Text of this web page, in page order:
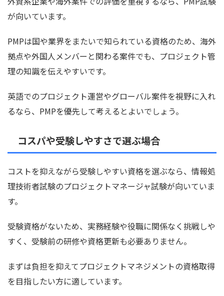
が向いています。
PMPは国や業界をまたいで知られている資格のため、海外
拠点や外国人メンバーと関わる案件でも、プロジェクト管
理の知識を伝えやすいです。
英語でのプロジェクト運営やグローバル案件を視野に入れ
るなら、PMPを優先して考えるとよいでしょう。
コスパや受験しやすさで選ぶ場合
コストを抑えながら受験しやすい資格を選ぶなら、情報処
理技術者試験のプロジェクトマネージャ試験が向いていま
す。
受験資格がないため、実務経験や役職に関係なく挑戦しや
すく、受験前の研修や資格更新も必要ありません。
まずは負担を抑えてプロジェクトマネジメントの資格取得
を目指したい方に適しています。